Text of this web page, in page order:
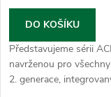
DO KOŠÍKU
Představujeme sérii
navrženou pro
2. generace,